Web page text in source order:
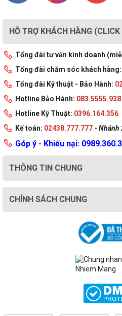
HỖ TRỢ KHÁCH HÀNG
Tổng đài tư vấn kinh doanh
Tổng đài chăm sóc khách hàng:
Tổng đài Kỹ thuật - Bảo Hành:
Hotline Bảo Hành: 083.5555.938
Hotline Kỹ Thuật: 0396.164.356
Kế toán: 02438.777.777 - Nhánh
Góp ý - Khiếu nại:
THÔNG TIN CHUNG
CHÍNH SÁCH CHUNG